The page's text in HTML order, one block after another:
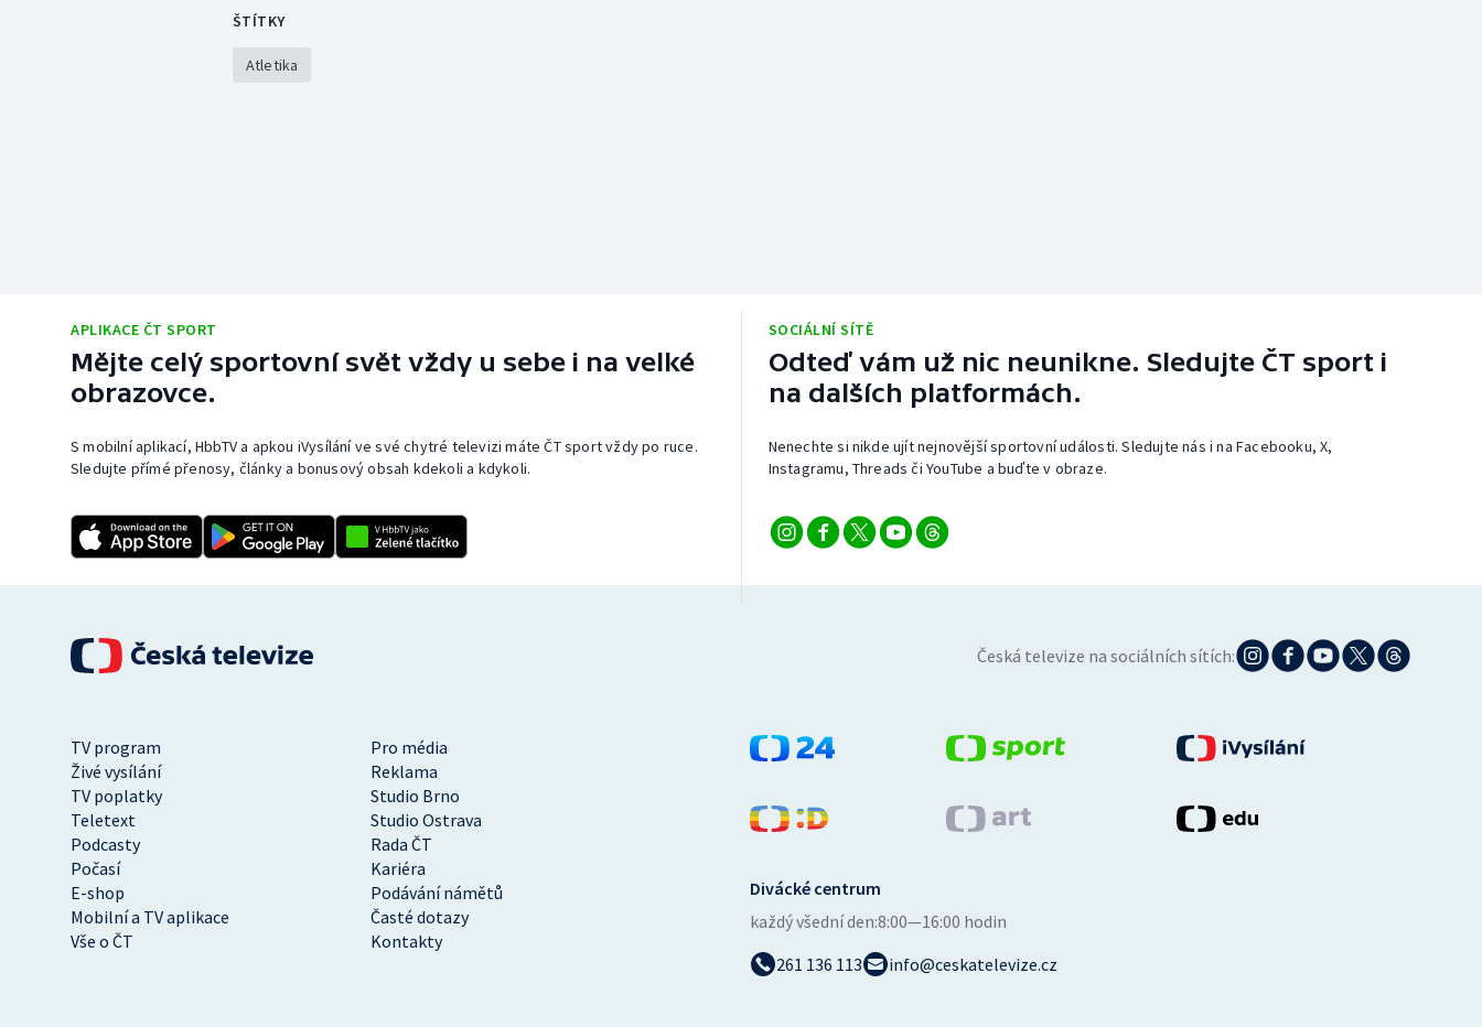
ŠTÍTKY
Atletika
APLIKACE ČT SPORT
Mějte celý sportovní svět vždy u sebe i na velké
obrazovce.
S mobilní aplikací, HbbTV a apkou iVysílání ve své chytré televizi máte ČT sport vždy po ruce.
Sledujte přímé přenosy, články a bonusový obsah kdekoli a kdykoli.
SOCIÁLNÍ SÍTĚ
Odteď vám už nic neunikne. Sledujte ČT sport i
na dalších platformách.
Nenechte si nikde ujít nejnovější sportovní události. Sledujte nás i na Facebooku, X,
Instagramu, Threads či YouTube a buďte v obraze.
Česká televize na sociálních sítích:
TV program
Pro média
Živé vysílání
Reklama
TV poplatky
Studio Brno
Teletext
Studio Ostrava
Podcasty
Rada ČT
Počasí
Kariéra
E-shop
Podávání námětů
Mobilní a TV aplikace
Časté dotazy
Vše o ČT
Kontakty
Divácké centrum
každý všední den:8:00—16:00 hodin
261 136 113
info@ceskatelevize.cz